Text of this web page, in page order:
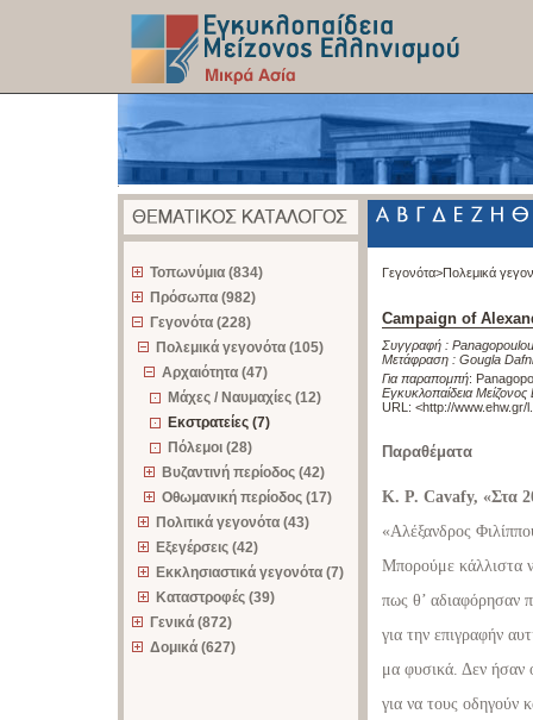
Τοπωνύμια (834)
Πρόσωπα (982)
Γεγονότα (228)
Πολεμικά γεγονότα (105)
Αρχαιότητα (47)
Μάχες / Ναυμαχίες (12)
Εκστρατείες (7)
Πόλεμοι (28)
Βυζαντινή περίοδος (42)
Οθωμανική περίοδος (17)
Πολιτικά γεγονότα (43)
Εξεγέρσεις (42)
Εκκλησιαστικά γεγονότα (7)
Καταστροφές (39)
Γενικά (872)
Δομικά (627)
Γεγονότα>Πολεμικά
Campaign of
Συγγραφή :
Μετάφραση : Gougla Dafni
Για παραπομπή:
Εγκυκλοπαίδεια
URL: <http://www.ehw.gr/
Παραθέματα
K. P. Cavafy, «Στα
«Αλέξανδρος
Μπορούμε κάλλιστα
πως θ’ αδιαφόρησαν
για την επιγραφήν
μα φυσικά. Δεν ήσαν
για να τους οδηγούν